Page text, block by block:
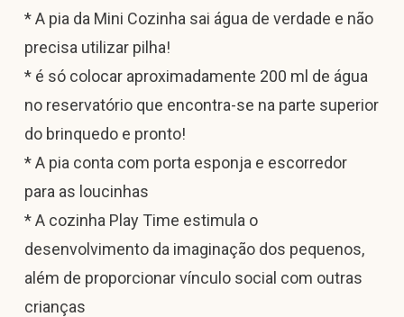
* A pia da Mini Cozinha sai água de verdade e não
precisa utilizar pilha!
* é só colocar aproximadamente 200 ml de água
no reservatório que encontra-se na parte superior
do brinquedo e pronto!
* A pia conta com porta esponja e escorredor
para as loucinhas
* A cozinha Play Time estimula o
desenvolvimento da imaginação dos pequenos,
além de proporcionar vínculo social com outras
crianças